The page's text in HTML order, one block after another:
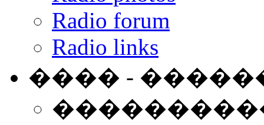
Radio forum
Radio links
���� -